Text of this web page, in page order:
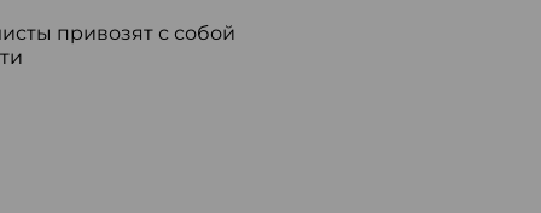
привозят с собой